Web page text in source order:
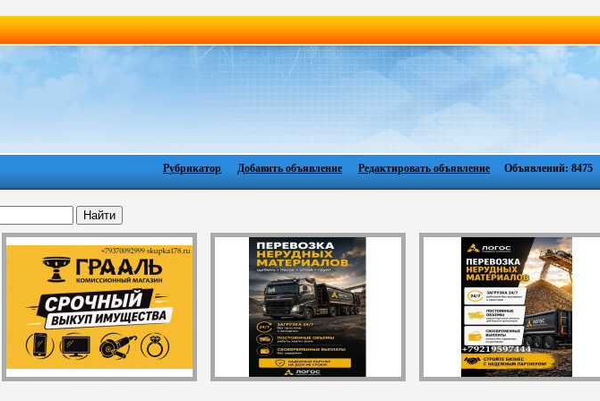
Рубрикатор Добавить объявление Редактировать объявление Объявлений: 8475